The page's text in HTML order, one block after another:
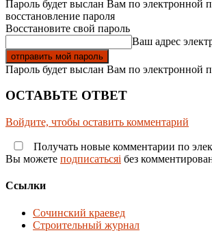
Пароль будет выслан Вам по электронной
восстановление пароля
Восстановите свой пароль
Ваш адрес
Пароль будет выслан Вам по электронной
ОСТАВЬТЕ ОТВЕТ
Войдите, чтобы оставить комментарий
Получать новые комментарии по
Вы можете подписатьсяi без
Ссылки
Сочинский краевед
Строительный журнал